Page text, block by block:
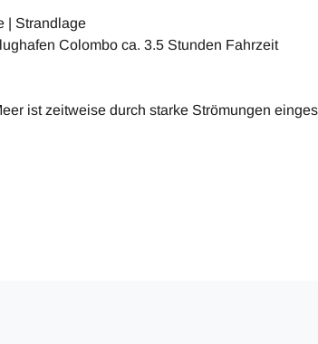
| Strandlage
Colombo ca. 3.5 Stunden Fahrzeit
ist zeitweise durch starke Strömungen